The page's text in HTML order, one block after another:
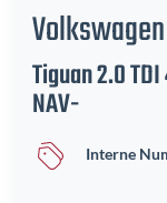
Volkswagen
Tiguan 2.0
NAV-
Interne